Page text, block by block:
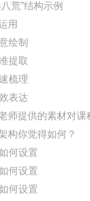
荒”结构示例
用
绘制
提取
梳理
表达
师提供的素材对课
构你觉得如何？
何设置
何设置
何设置